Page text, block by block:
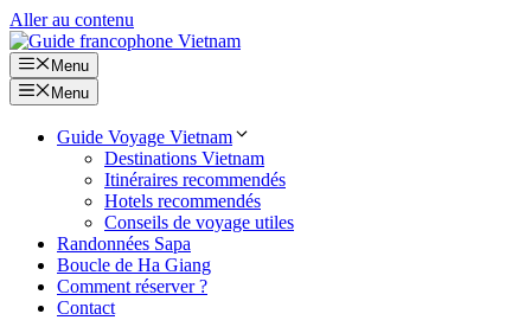
Aller au contenu
Menu
Menu
Guide Voyage Vietnam
Destinations Vietnam
Itinéraires recommendés
Hotels recommendés
Conseils de voyage utiles
Randonnées Sapa
Boucle de Ha Giang
Comment réserver ?
Contact